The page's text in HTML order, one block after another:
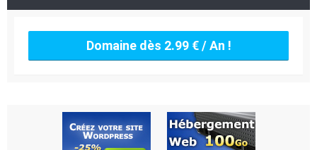
Domaine dès 2.99 € / An !